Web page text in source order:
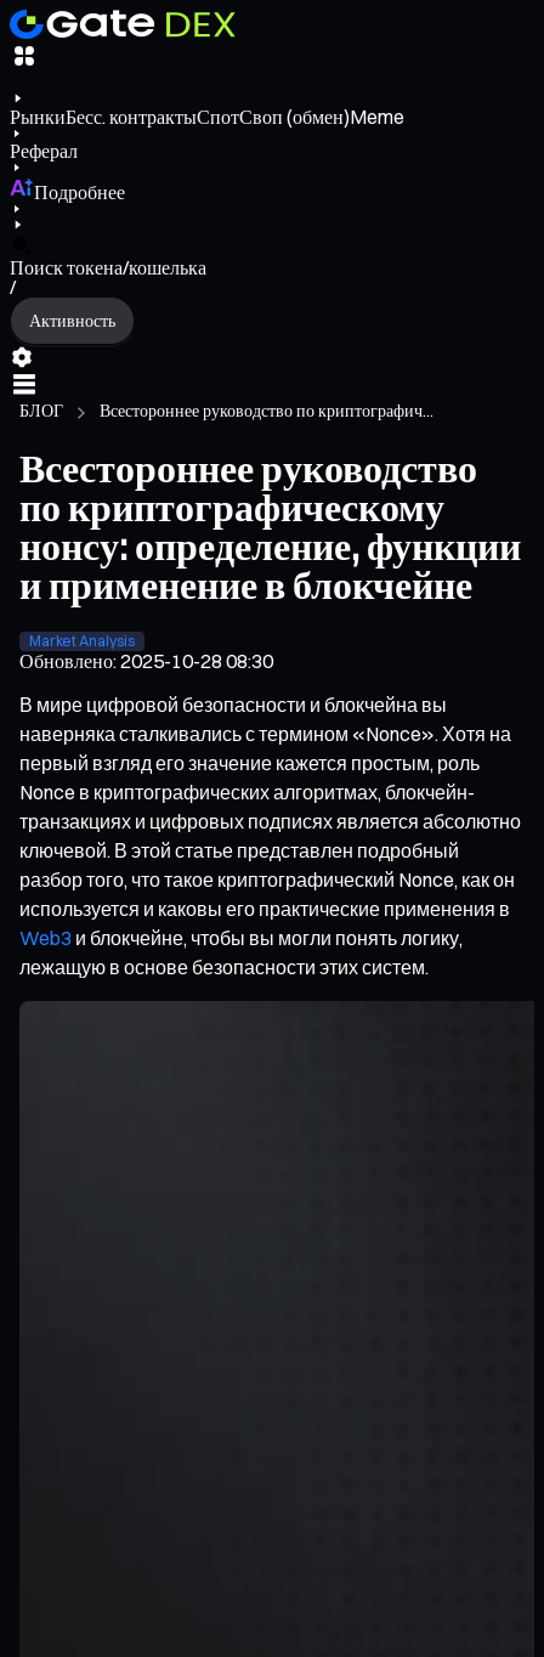
РынкиБесс. контрактыСпотСвоп (обмен)Meme
Реферал
Подробнее
Поиск токена/кошелька
/
Активность
БЛОГ Всестороннее руководство по криптографич...
Всестороннее руководство
по криптографическому
нонсу: определение, функции
и применение в блокчейне
Market Analysis
Обновлено:2025-10-28 08:30
В мире цифровой безопасности и блокчейна вы
наверняка сталкивались с термином «Nonce». Хотя на
первый взгляд его значение кажется простым, роль
Nonce в криптографических алгоритмах, блокчейн-
транзакциях и цифровых подписях является абсолютно
ключевой. В этой статье представлен подробный
разбор того, что такое криптографический Nonce, как он
используется и каковы его практические применения в
Web3 и блокчейне, чтобы вы могли понять логику,
лежащую в основе безопасности этих систем.